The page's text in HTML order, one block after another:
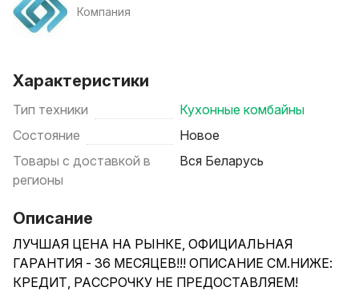
Компания
Характеристики
Тип техники
Кухонные комбайны
Состояние
Новое
Товары с доставкой в
регионы
Вся Беларусь
Описание
ЛУЧШАЯ ЦЕНА НА РЫНКЕ, ОФИЦИАЛЬНАЯ
ГАРАНТИЯ - 36 МЕСЯЦЕВ!!! ОПИСАНИЕ СМ.НИЖЕ:
КРЕДИТ, РАССРОЧКУ НЕ ПРЕДОСТАВЛЯЕМ!